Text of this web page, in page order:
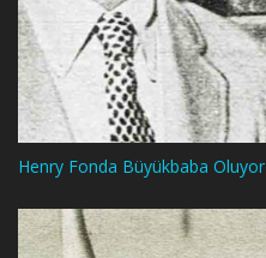
Henry Fonda Büyükbaba Oluyor